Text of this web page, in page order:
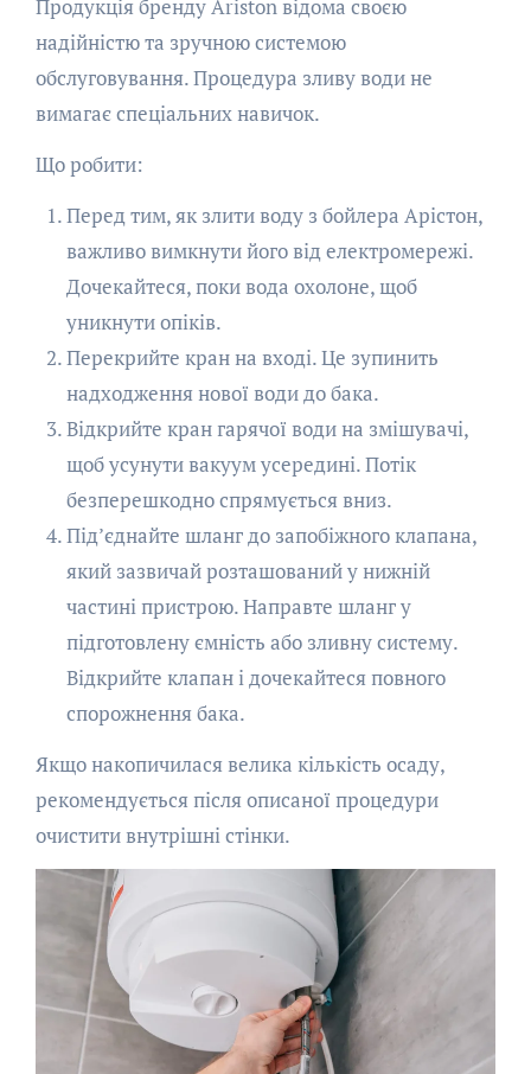
Продукція бренду Ariston відома своєю
надійністю та зручною системою
обслуговування. Процедура зливу води не
вимагає спеціальних навичок.
Що робити:
Перед тим, як злити воду з бойлера Арістон,
важливо вимкнути його від електромережі.
Дочекайтеся, поки вода охолоне, щоб
уникнути опіків.
Перекрийте кран на вході. Це зупинить
надходження нової води до бака.
Відкрийте кран гарячої води на змішувачі,
щоб усунути вакуум усередині. Потік
безперешкодно спрямується вниз.
Під’єднайте шланг до запобіжного клапана,
який зазвичай розташований у нижній
частині пристрою. Направте шланг у
підготовлену ємність або зливну систему.
Відкрийте клапан і дочекайтеся повного
спорожнення бака.
Якщо накопичилася велика кількість осаду,
рекомендується після описаної процедури
очистити внутрішні стінки.